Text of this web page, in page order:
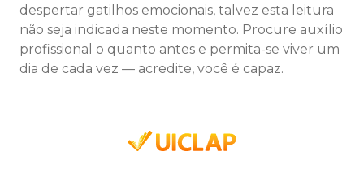
despertar gatilhos emocionais, talvez esta leitura
não seja indicada neste momento. Procure auxílio
profissional o quanto antes e permita-se viver um
dia de cada vez — acredite, você é capaz.